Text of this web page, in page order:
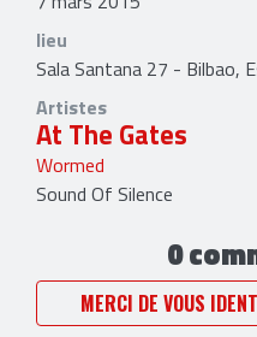
lieu
Sala Santana 27 - Bilbao,
Artistes
At The Gates
Wormed
Sound Of Silence
0
MERCI DE VOUS